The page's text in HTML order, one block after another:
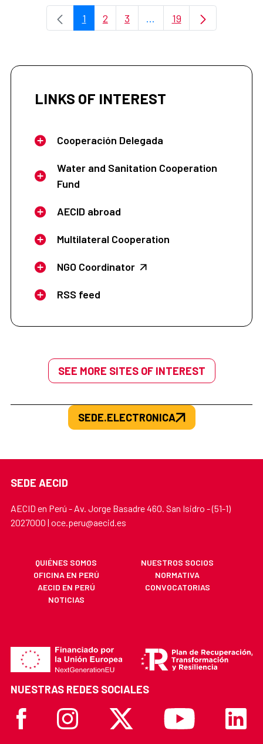
Page
1 Page
2 Page
3 ...Intermediate Pages Use
Page
19
LINKS OF INTEREST
Cooperación Delegada
Water and Sanitation Cooperation
Fund
AECID abroad
Multilateral Cooperation
NGO Coordinator
RSS feed
SEE MORE SITES OF INTEREST
SEDE.ELECTRONICA
SEDE AECID
AECID en Perú - Av. Jorge Basadre 460. San Isidro - (51-1)
2027000 | oce.peru@aecid.es
QUIÉNES SOMOS
NUESTROS SOCIOS
OFICINA EN PERÚ
NORMATIVA
AECID EN PERÚ
CONVOCATORIAS
NOTICIAS
NUESTRAS REDES SOCIALES
FacebookInstagram X Youtube Linkedin